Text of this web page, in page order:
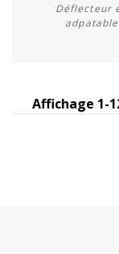
Déflecteur
Affichage 1-